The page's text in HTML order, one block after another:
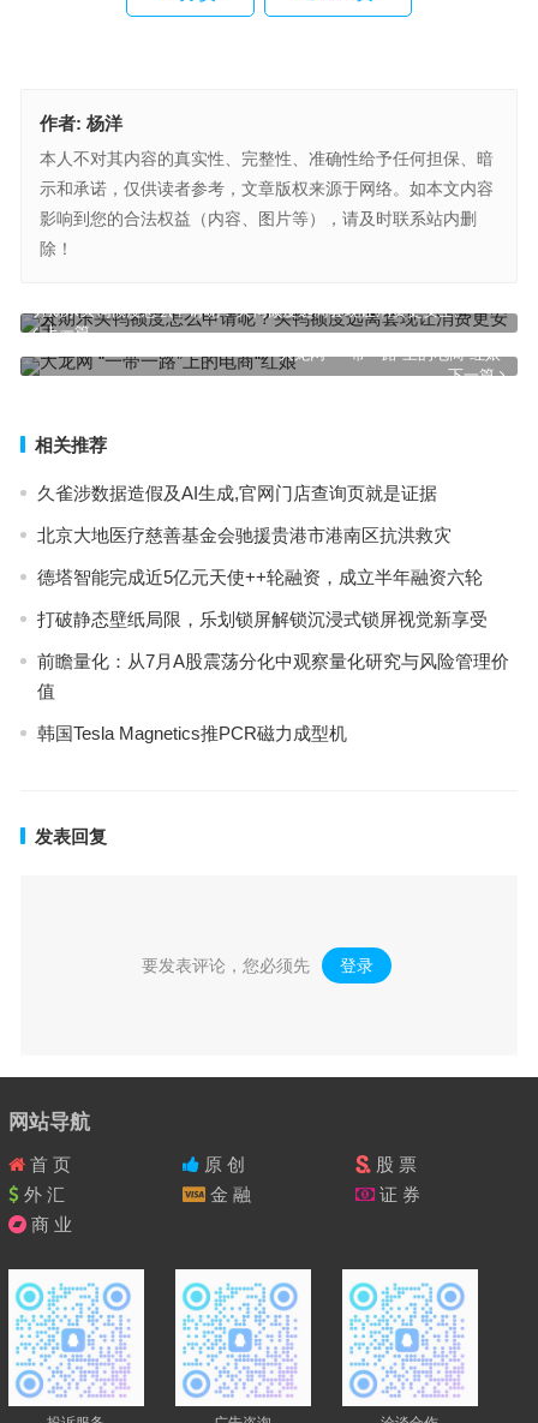
作者: 杨洋
本人不对其内容的真实性、完整性、准确性给予任何担保、暗
示和承诺，仅供读者参考，文章版权来源于网络。如本文内容
影响到您的合法权益（内容、图片等），请及时联系站内删
除！
上一篇
分期乐买鸭额度怎么申请呢？买鸭额度远离套现让消费更安全。
下一篇
大龙网 “一带一路”上的电商“红娘”
相关推荐
久雀涉数据造假及AI生成,官网门店查询页就是证据
北京大地医疗慈善基金会驰援贵港市港南区抗洪救灾
德塔智能完成近5亿元天使++轮融资，成立半年融资六轮
打破静态壁纸局限，乐划锁屏解锁沉浸式锁屏视觉新享受
前瞻量化：从7月A股震荡分化中观察量化研究与风险管理价
值
韩国Tesla Magnetics推PCR磁力成型机
发表回复
要发表评论，您必须先 登录 。
网站导航
首 页 原 创
股 票
外 汇
金 融
证 券
商 业